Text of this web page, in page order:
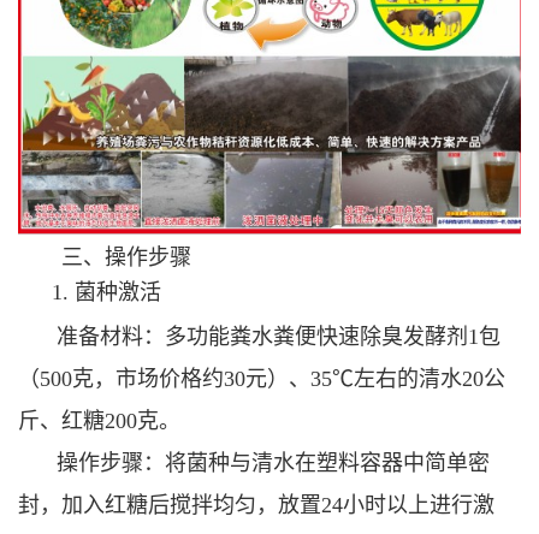
三、操作步骤
1. 菌种激活
准备材料：多功能粪水粪便快速除臭发酵剂1包
（500克，市场价格约30元）、35℃左右的清水20公
斤、红糖200克。
操作步骤：将菌种与清水在塑料容器中简单密
封，加入红糖后搅拌均匀，放置24小时以上进行激